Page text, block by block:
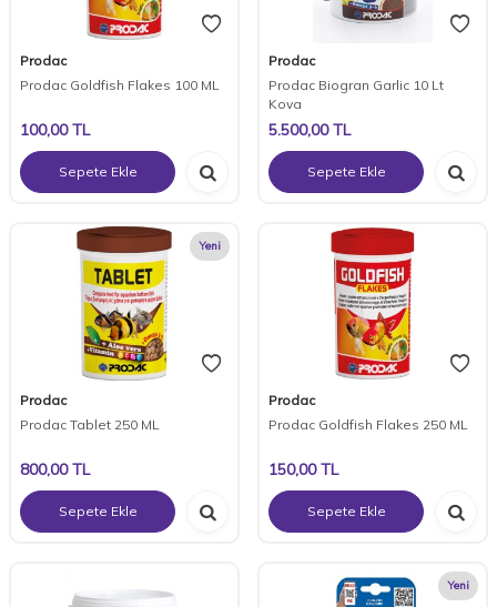
Prodac
Prodac Goldfish Flakes 100 ML
100,00TL
Sepete Ekle
Prodac
Prodac Biogran Garlic 10 Lt
Kova
5.500,00TL
Sepete Ekle
Yeni
Prodac
Prodac Tablet 250 ML
800,00TL
Sepete Ekle
Prodac
Prodac Goldfish Flakes 250 ML
150,00TL
Sepete Ekle
Yeni